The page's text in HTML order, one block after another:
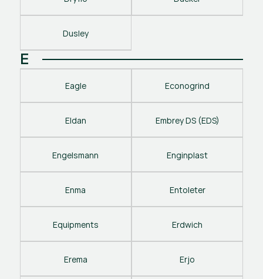
Dusley
E
Eagle Econogrind
Eldan Embrey DS (EDS)
Engelsmann Enginplast
Enma Entoleter
Equipments Erdwich
Erema Erjo